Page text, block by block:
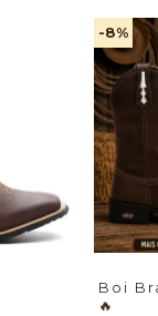
-8%
Boi
🔥